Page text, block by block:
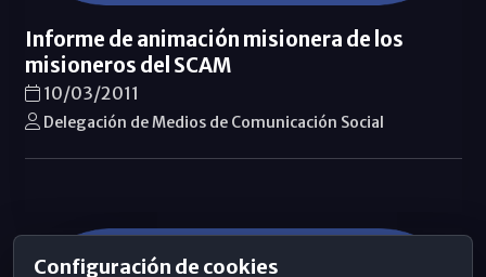
Informe de animación misionera de los
misioneros del SCAM
10/03/2011
Delegación de Medios de Comunicación Social
Configuración de cookies